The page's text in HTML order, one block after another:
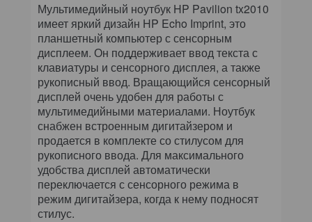
Мультимедийный ноутбук HP Pavilion tx2010
имеет яркий дизайн HP Echo Imprint, это
планшетный компьютер с сенсорным
дисплеем. Он поддерживает ввод текста с
клавиатуры и сенсорного дисплея, а также
рукописный ввод. Вращающийся сенсорный
дисплей очень удобен для работы с
мультимедийными материалами. Ноутбук
снабжен встроенным дигитайзером и
продается в комплекте со стилусом для
рукописного ввода. Для максимального
удобства дисплей автоматически
переключается с сенсорного режима в
режим дигитайзера, когда к нему подносят
стилус.